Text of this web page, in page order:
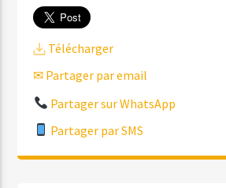
Télécharger
✉ Partager par email
Partager sur WhatsApp
Partager par SMS